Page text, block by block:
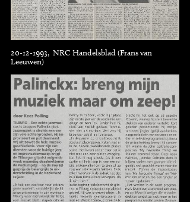
20-12-1993, NRC Handelsblad (Frans van
Leeuwen)